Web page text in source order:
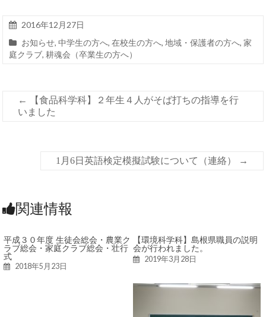
2016年12月27日
お知らせ,中学生の方へ,在校生の方へ,地域・保護者の方へ,家
庭クラブ,耕魂会（卒業生の方へ）
←
【食品科学科】２年生４人がそば打ちの指導を行
いました
1月6日英語検定模擬試験について（連絡） →
関連情報
平成３０年度 生徒会総会・農業ク
ラブ総会・家庭クラブ総会・壮行
式
2018年5月23日
【環境科学科】島根県職員の説明
会が行われました。
2019年3月28日